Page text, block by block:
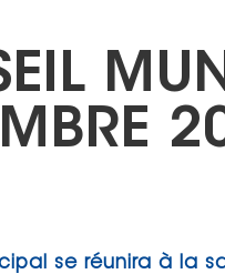
se réunira à la